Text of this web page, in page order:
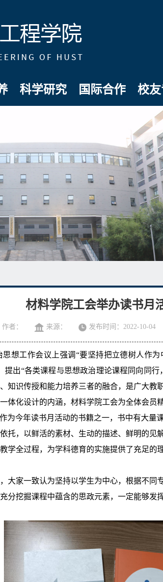
科学研究 国际合作 校
材料学院工会举办读书月
作者： 来源： 发布时间：2022-10-04
想工作会议上强调“要坚持把立德树人作
提出“各类课程与思想政治理论课程同向同
知识传授和能力培养三者的融合，是广大教
体化设计的内涵，材料学院工会为全体会
为今年读书月活动的书籍之一，书中有大量
托，以鲜活的素材、生动的描述、鲜明的见
学全过程，为学科德育的实施提供了充足的
大家一致认为坚持以学生为中心，根据不同
分挖掘课程中蕴含的思政元素，一定能够发